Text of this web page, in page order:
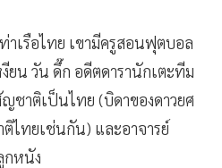
าเรือไทย เขามีครูสอนฟุตบอล
ยน วัน ดึ๊ก อดีตดารานักเตะทีม
ชาติเป็นไทย (บิดาของดาวยศ
ไทยเช่นกัน) และอาจารย์
กหนัง